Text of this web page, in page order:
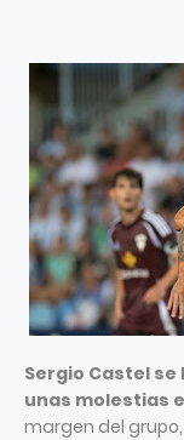
Sergio Castel
unas molestias
margen del grupo,